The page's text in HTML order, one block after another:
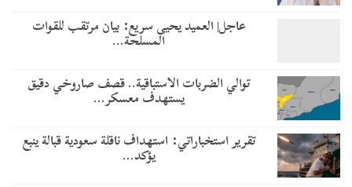
عاجل| العميد يحيى سريع: بيان مرتقب للقوات
المسلحة…
توالي الضربات الاستباقية.. قصف صاروخي دقيق
يستهدف معسكر…
تقرير استخباراتي: استهداف ناقلة سعودية قبالة ينبع
يؤكد…